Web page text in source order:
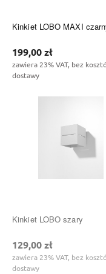
Kinkiet LOBO MAXI
199,00 zł
zawiera 23% VAT, bez
dostawy
Kinkiet LOBO szary
129,00 zł
zawiera 23% VAT, bez
dostawy